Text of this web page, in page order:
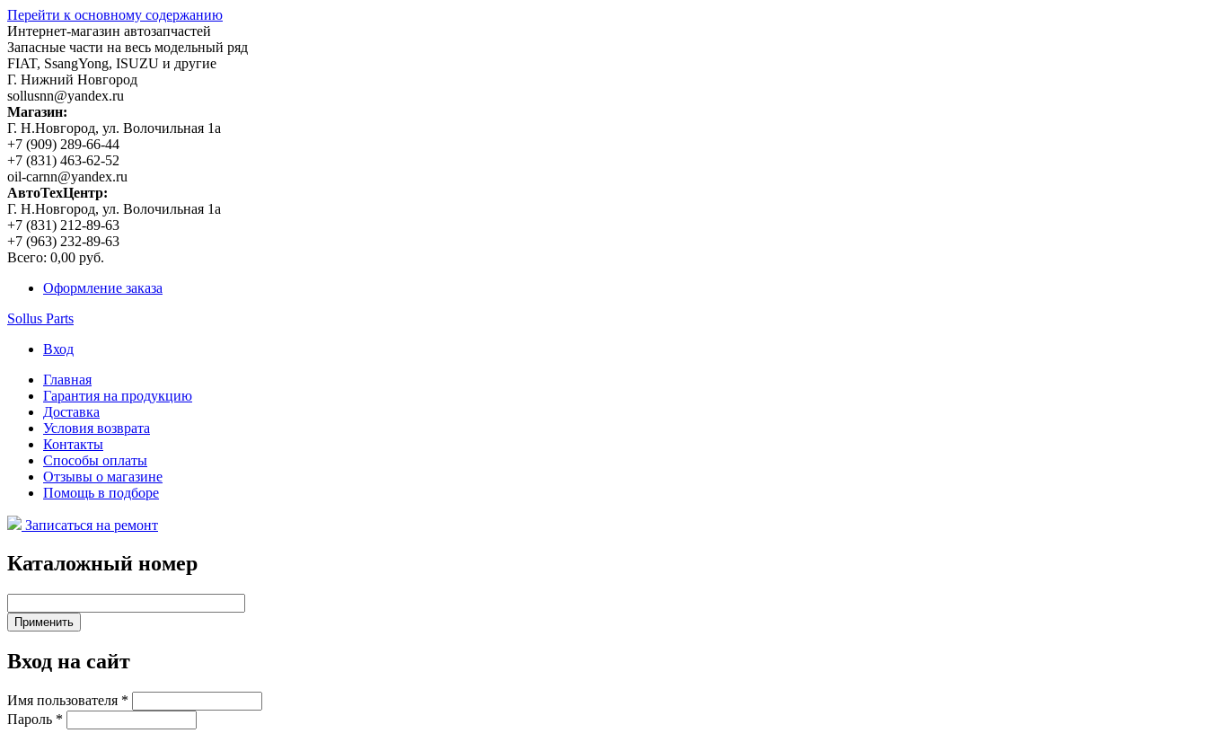
Перейти к основному содержанию
Интернет-магазин автозапчастей
Запасные части на весь модельный ряд
FIAT, SsangYong, ISUZU и другие
Г. Нижний Новгород
sollusnn@yandex.ru
Магазин:
Г. Н.Новгород, ул. Волочильная 1а
+7 (909) 289-66-44
+7 (831) 463-62-52
oil-carnn@yandex.ru
АвтоТехЦентр:
Г. Н.Новгород, ул. Волочильная 1а
+7 (831) 212-89-63
+7 (963) 232-89-63
Всего: 0,00 руб.
Оформление заказа
Sollus Parts
Вход
Главная
Гарантия на продукцию
Доставка
Условия возврата
Контакты
Способы оплаты
Отзывы о магазине
Помощь в подборе
Записаться на ремонт
Каталожный номер
Вход на сайт
Имя пользователя *
Пароль *